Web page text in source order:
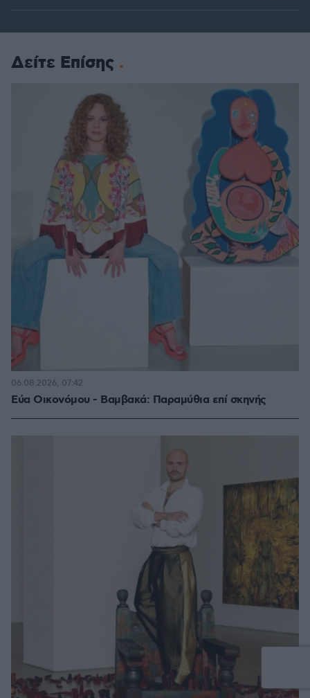
Δείτε Επίσης
Εύα Οικονόμου - Βαμβακά: Παραμύθια επί σκηνής
06.08.2026, 07:42